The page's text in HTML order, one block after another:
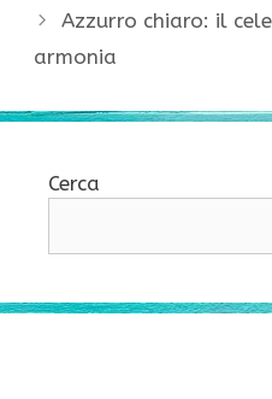
Azzurro chiaro: il
armonia
Cerca